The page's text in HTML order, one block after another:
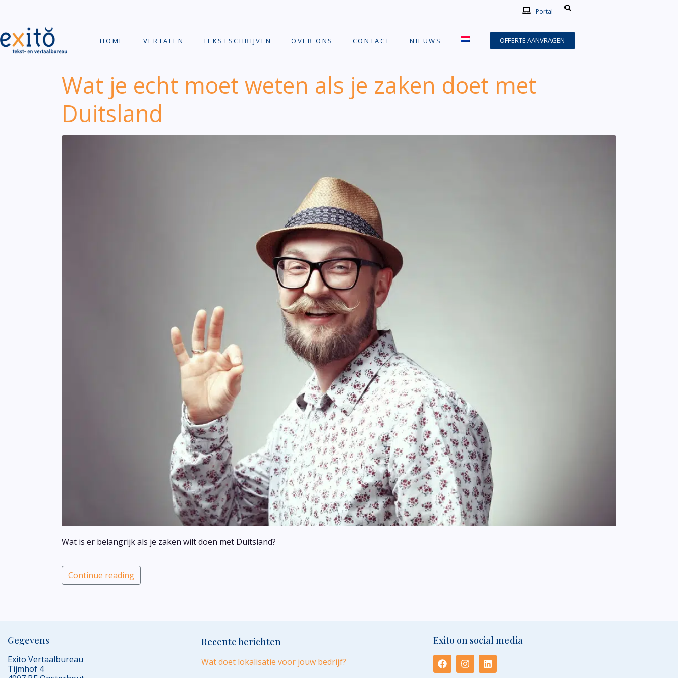
Portal
HOME VERTALEN TEKSTSCHRIJVEN OVER ONS CONTACT NIEUWS OFFERTE AANVRAGEN
Wat je echt moet weten als je zaken doet met
Duitsland
Wat is er belangrijk als je zaken wilt doen met Duitsland?
Continue reading
Gegevens
Exito Vertaalbureau
Tijmhof 4
Recente berichten
Wat doet lokalisatie voor jouw bedrijf?
Exito on social media